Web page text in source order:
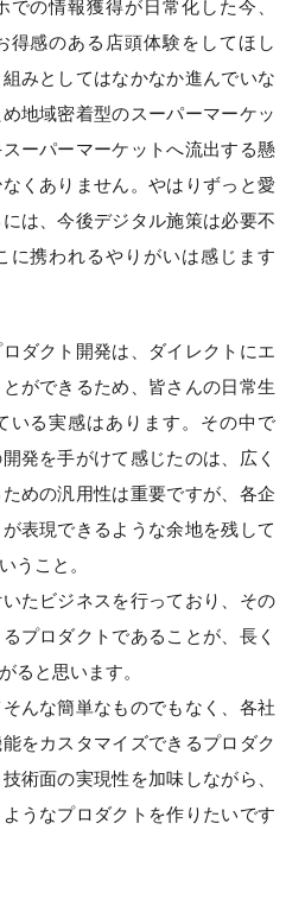
の情報獲得が日常化した今、
得感のある店頭体験をしてほし
みとしてはなかなか進んでいな
地域密着型のスーパーマーケッ
ーパーマーケットへ流出する懸
くありません。やはりずっと愛
は、今後デジタル施策は必要不
に携われるやりがいは感じます
ダクト開発は、ダイレクトにエ
ができるため、皆さんの日常生
いる実感はあります。その中で
発を手がけて感じたのは、広く
めの汎用性は重要ですが、各企
表現できるような余地を残して
うこと。
たビジネスを行っており、その
プロダクトであることが、長く
ると思います。
んな簡単なものでもなく、各社
をカスタマイズできるプロダク
術面の実現性を加味しながら、
うなプロダクトを作りたいです